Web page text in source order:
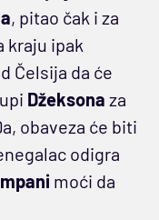
, pitao čak i za
kraju ipak
Čelsija da će
Džeksona za
obaveza će biti
odigra
moći da